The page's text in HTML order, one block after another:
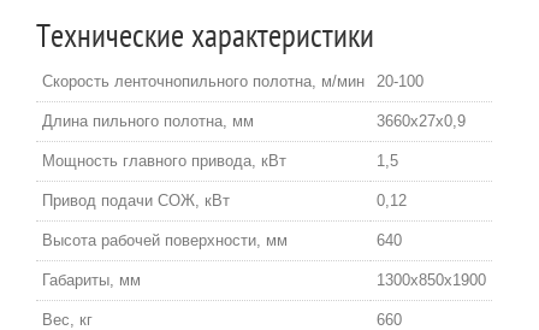
Технические характеристики
Скорость ленточнопильного полотна, м/мин 20-100
Длина пильного полотна, мм 3660х27х0,9
Мощность главного привода, кВт 1,5
Привод подачи СОЖ, кВт 0,12
Высота рабочей поверхности, мм 640
Габариты, мм 1300х850х1900
Вес, кг 660